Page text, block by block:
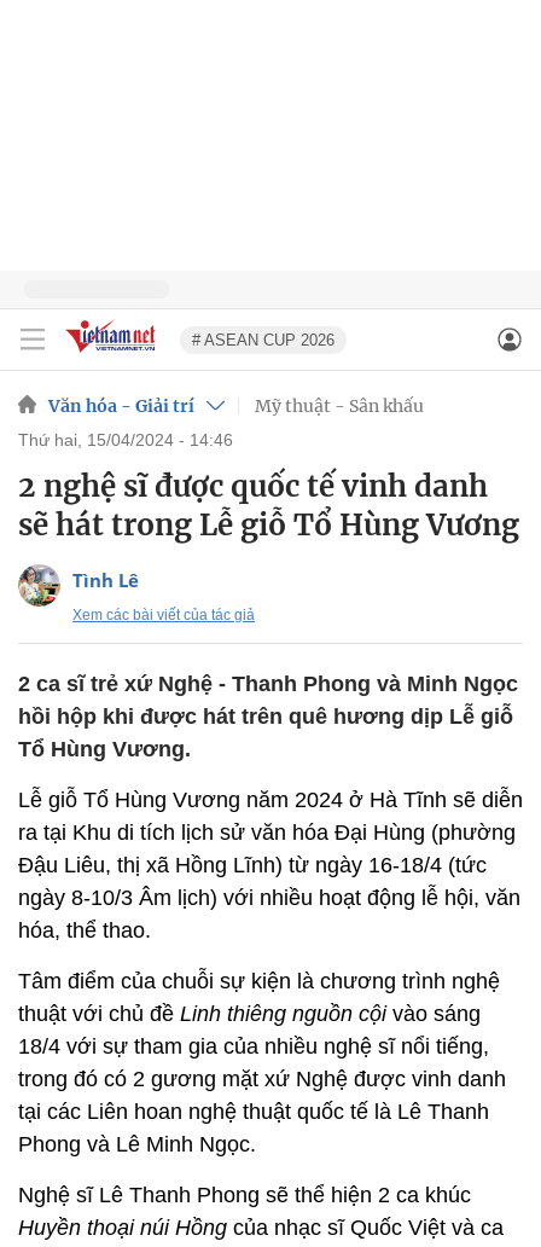
# ASEAN CUP 2026
Văn hóa - Giải trí Mỹ thuật - Sân khấu
thứ hai, 15/04/2024 - 14:46
2 nghệ sĩ được quốc tế vinh danh
sẽ hát trong Lễ giỗ Tổ Hùng Vương
Tình Lê
Xem các bài viết của tác giả
2 ca sĩ trẻ xứ Nghệ - Thanh Phong và Minh Ngọc
hồi hộp khi được hát trên quê hương dịp Lễ giỗ
Tổ Hùng Vương.
Lễ giỗ Tổ Hùng Vương năm 2024 ở Hà Tĩnh sẽ diễn
ra tại Khu di tích lịch sử văn hóa Đại Hùng (phường
Đậu Liêu, thị xã Hồng Lĩnh) từ ngày 16-18/4 (tức
ngày 8-10/3 Âm lịch) với nhiều hoạt động lễ hội, văn
hóa, thể thao.
Tâm điểm của chuỗi sự kiện là chương trình nghệ
thuật với chủ đề Linh thiêng nguồn cộivào sáng
18/4 với sự tham gia của nhiều nghệ sĩ nổi tiếng,
trong đó có 2 gương mặt xứ Nghệ được vinh danh
tại các Liên hoan nghệ thuật quốc tế là Lê Thanh
Phong và Lê Minh Ngọc.
Nghệ sĩ Lê Thanh Phong sẽ thể hiện 2 ca khúc
Huyền thoại núi Hồng của nhạc sĩ Quốc Việt và ca